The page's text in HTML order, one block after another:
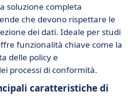
soluzione completa
che devono rispettare le
dei dati. Ideale per studi
funzionalità chiave come la
delle policy e
processi di conformità.
caratteristiche di